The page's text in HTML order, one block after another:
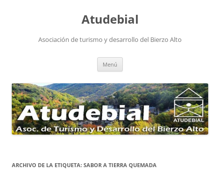
Atudebial
Asociación de turismo y desarrollo del Bierzo Alto
Menú
ARCHIVO DE LA ETIQUETA: SABOR A TIERRA QUEMADA